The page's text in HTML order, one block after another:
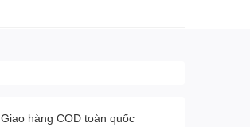
Giao hàng COD toàn quốc